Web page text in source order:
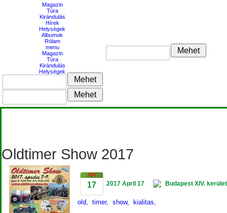
Magazin
Túra
Kirándulás
Hírek
Helységek
Albumok
Rólam
menu
Magazin
Túra
Kirándulás
Helységek
Oldtimer Show 2017
Apr
17 2017 April 17 Budapest XIV.
old, timer, show, kialitas,